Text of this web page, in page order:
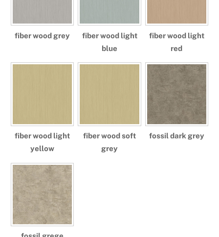
fiber wood grey
fiber wood light
blue
fiber wood light
red
fiber wood light
yellow
fiber wood soft
grey
fossil dark grey